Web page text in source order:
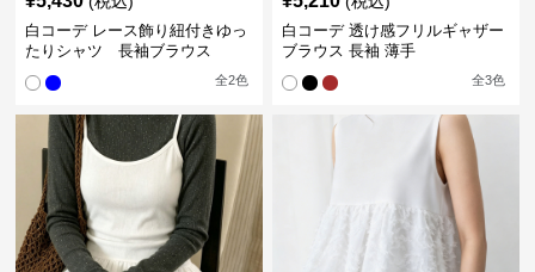
白コーデ レース飾り紐付きゆっ
たりシャツ 長袖ブラウス
全2色
白コーデ 透け感フリルギャザー
ブラウス 長袖 薄手
全3色